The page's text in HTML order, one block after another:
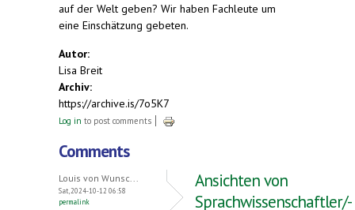
auf der Welt geben? Wir haben Fachleute um
eine Einschätzung gebeten.
Autor:
Lisa Breit
Archiv:
https://archive.is/7o5K7
Log in to post comments
Comments
Louis von Wunsc...
Sat, 2024-10-12 06:58
permalink
Ansichten von
Sprachwissenschaftler/-